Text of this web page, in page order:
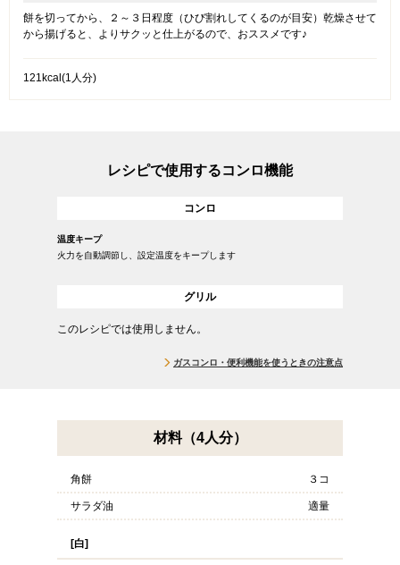
餅を切ってから、２～３日程度（ひび割れしてくるのが目安）乾燥させて
から揚げると、よりサクッと仕上がるので、おススメです♪
121kcal(1人分)
レシピで使用するコンロ機能
コンロ
温度キープ
火力を自動調節し、設定温度をキープします
グリル
このレシピでは使用しません。
ガスコンロ・便利機能を使うときの注意点
材料（4人分）
角餅 ３コ
サラダ油 適量
[白]